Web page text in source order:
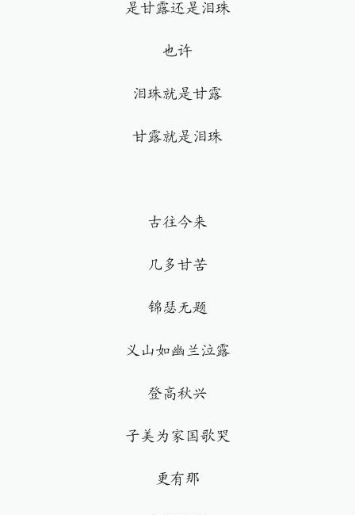
是甘露还是泪珠
也许
泪珠就是甘露
甘露就是泪珠
古往今来
几多甘苦
锦瑟无题
义山如幽兰泣露
登高秋兴
子美为家国歌哭
更有那